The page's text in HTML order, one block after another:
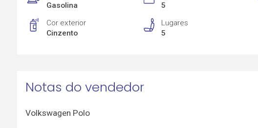
Gasolina
5
Cor exterior
Cinzento
Lugares
5
Notas do vendedor
Volkswagen Polo